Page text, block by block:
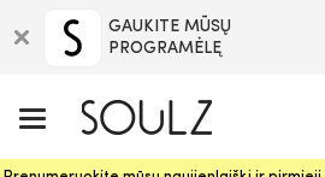
GAUKITE MŪSŲ
PROGRAMĖLĘ